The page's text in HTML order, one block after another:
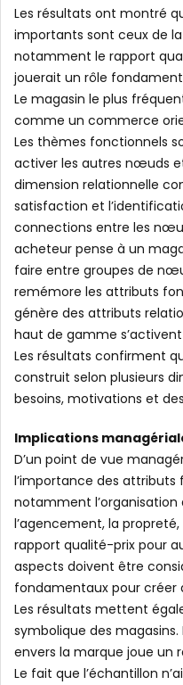
Les résultats ont montré
importants sont ceux de
notamment le rapport
jouerait un rôle
Le magasin le plus
comme un commerce
Les thèmes fonctionnels
activer les autres nœuds
dimension relationnelle
satisfaction et
connections entre les
acheteur pense à un
faire entre groupes de
remémore les attributs
génère des attributs
haut de gamme
Les résultats confirment
construit selon plusieurs
besoins, motivations et
Implications
D’un point de vue
l’importance des attributs
notamment l’organisation
l’agencement, la
rapport qualité-prix pour
aspects doivent être
fondamentaux pour créer
Les résultats mettent
symbolique des
envers la marque joue un
Le fait que l’échantillon